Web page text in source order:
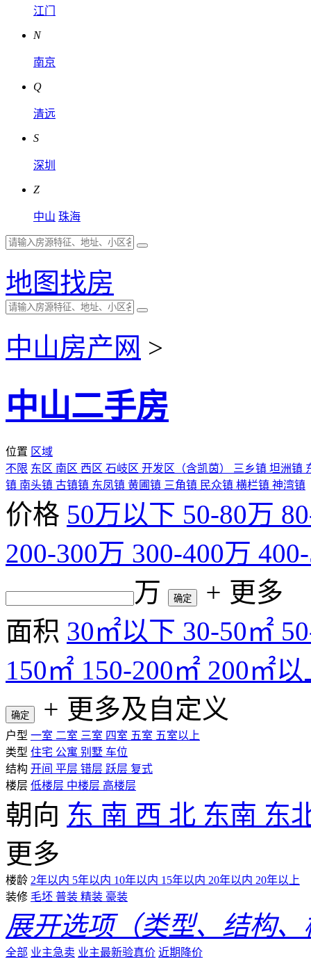
江门
N
南京
Q
清远
S
深圳
Z
中山 珠海
地图找房
中山房产网 >
中山二手房
位置 区域
不限 东区 南区 西区 石岐区 开发区（含凯茵） 三乡镇 坦洲镇
镇 南头镇 古镇镇 东凤镇 黄圃镇 三角镇 民众镇 横栏镇 神湾镇
价格 50万以下 50-80万
200-300万 300-400万
万
确定 + 更多
面积 30㎡以下 30-50㎡
150㎡ 150-200㎡ 200㎡以
确定 + 更多及自定义
户型 一室 二室 三室 四室 五室 五室以上
类型 住宅 公寓 别墅 车位
结构 开间 平层 错层 跃层 复式
楼层 低楼层 中楼层 高楼层
朝向 东 南 西 北 东南 东
更多
楼龄 2年以内 5年以内 10年以内 15年以内 20年以内 20年以上
装修 毛坯 普装 精装 豪装
展开选项（类型、结构
全部 业主急卖 业主最新验真价 近期降价